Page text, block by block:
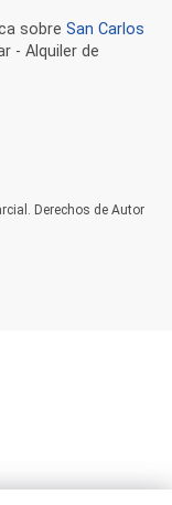
sobre San Carlos
- Alquiler de
Derechos de Autor